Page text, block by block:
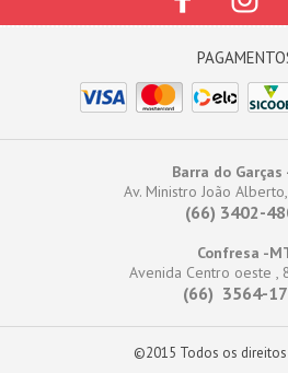
Barra do Garças
Av. Ministro João
(66) 3402-
Confresa -
Avenida Centro oeste ,
(66) 3564-
©2015 Todos os